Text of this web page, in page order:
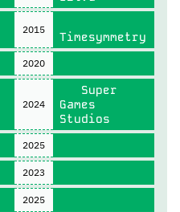
2015
Timesymmetry
2020
2024
Super
Games
Studios
2025
2023
2025